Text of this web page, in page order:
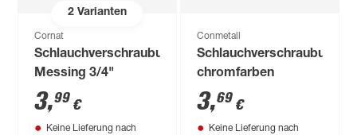
2Varianten
Cornat
Schlauchverschraubung
Messing 3/4"
3,99 €
Keine Lieferung nach
Conmetall
Schlauchverschraubung
chromfarben
3,69 €
Keine Lieferung nach